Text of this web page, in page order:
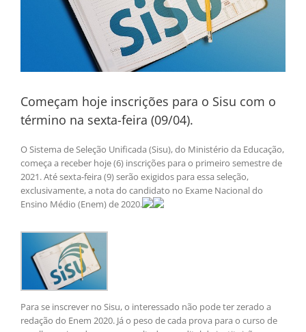
Começam hoje inscrições para o Sisu com o
término na sexta-feira (09/04).
O Sistema de Seleção Unificada (Sisu), do Ministério da Educação,
começa a receber hoje (6) inscrições para o primeiro semestre de
2021. Até sexta-feira (9) serão exigidos para essa seleção,
exclusivamente, a nota do candidato no Exame Nacional do
Ensino Médio (Enem) de 2020.
Para se inscrever no Sisu, o interessado não pode ter zerado a
redação do Enem 2020. Já o peso de cada prova para o curso de